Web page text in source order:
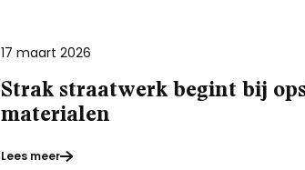
17 maart 2026
Strak straatwerk begint bij
materialen
Lees meer